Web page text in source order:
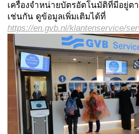
เครื่องจำหน่ายบัตรอัตโนมัติที่มีอยู่ต
เช่นกัน ดูข้อมูลเพิ่มเติมได้ที่
https://en.gvb.nl/klantenservice/